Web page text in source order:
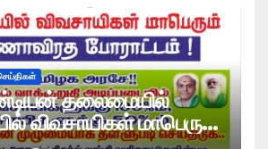
தலைமையில்
விவசாயிகள் மாபெரும்